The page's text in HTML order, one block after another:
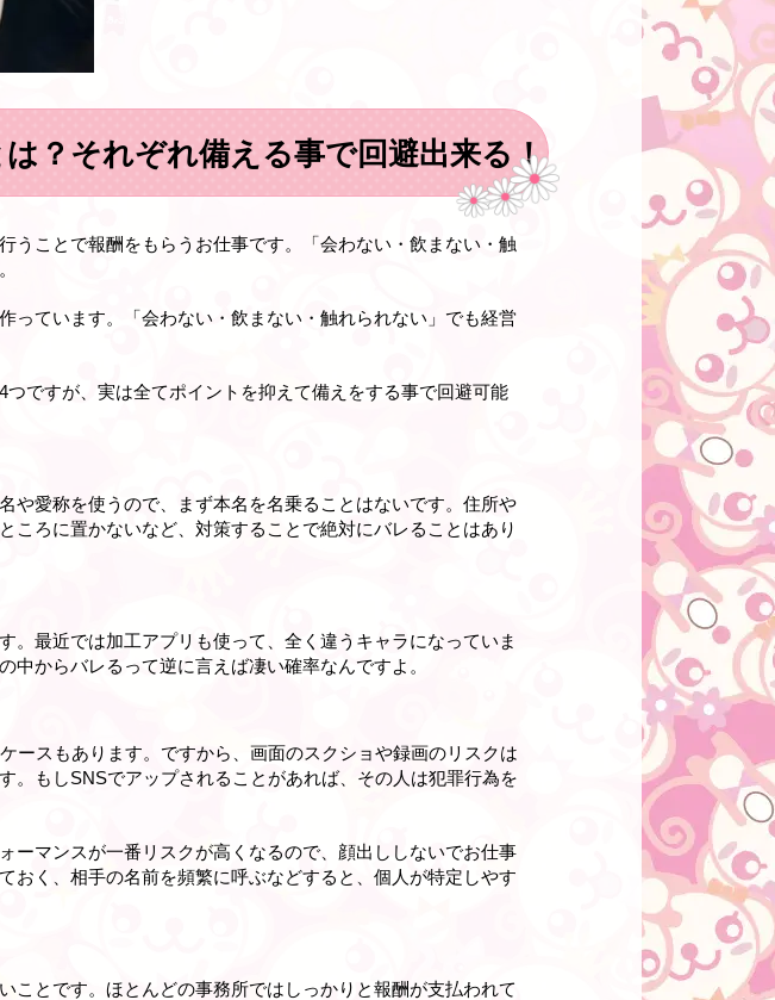
？それぞれ備える事で回避出来る！
うことで報酬をもらうお仕事です。「会わない・飲まない・触
っています。「会わない・飲まない・触れられない」でも経営
ですが、実は全てポイントを抑えて備えをする事で回避可能
や愛称を使うので、まず本名を名乗ることはないです。住所や
ろに置かないなど、対策することで絶対にバレることはあり
。最近では加工アプリも使って、全く違うキャラになっていま
からバレるって逆に言えば凄い確率なんですよ。
ースもあります。ですから、画面のスクショや録画のリスクは
。もしSNSでアップされることがあれば、その人は犯罪行為を
ーマンスが一番リスクが高くなるので、顔出ししないでお仕事
おく、相手の名前を頻繁に呼ぶなどすると、個人が特定しやす
ことです。ほとんどの事務所ではしっかりと報酬が支払われて